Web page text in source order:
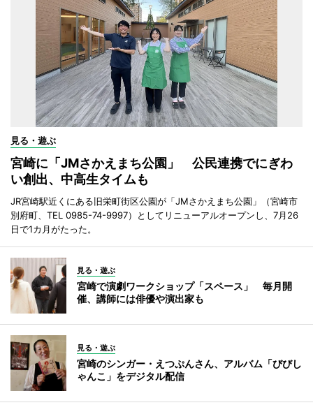
見る・遊ぶ
宮崎に「JMさかえまち公園」 公民連携でにぎわ
い創出、中高生タイムも
JR宮崎駅近くにある旧栄町街区公園が「JMさかえまち公園」（宮崎市
別府町、TEL 0985-74-9997）としてリニューアルオープンし、7月26
日で1カ月がたった。
見る・遊ぶ
宮崎で演劇ワークショップ「スペース」 毎月開
催、講師には俳優や演出家も
見る・遊ぶ
宮崎のシンガー・えつぷんさん、アルバム「びびし
ゃんこ」をデジタル配信